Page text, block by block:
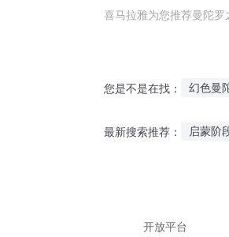
喜马拉雅为您推荐曼陀罗
您是不是在找： 幻色曼
最新搜索推荐： 启蒙阶
开放平台